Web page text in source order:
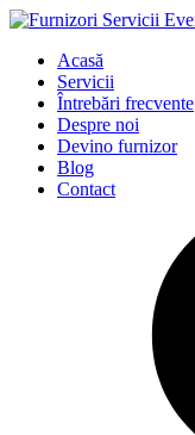
Acasă
Servicii
Întrebări frecvente
Despre noi
Devino furnizor
Blog
Contact